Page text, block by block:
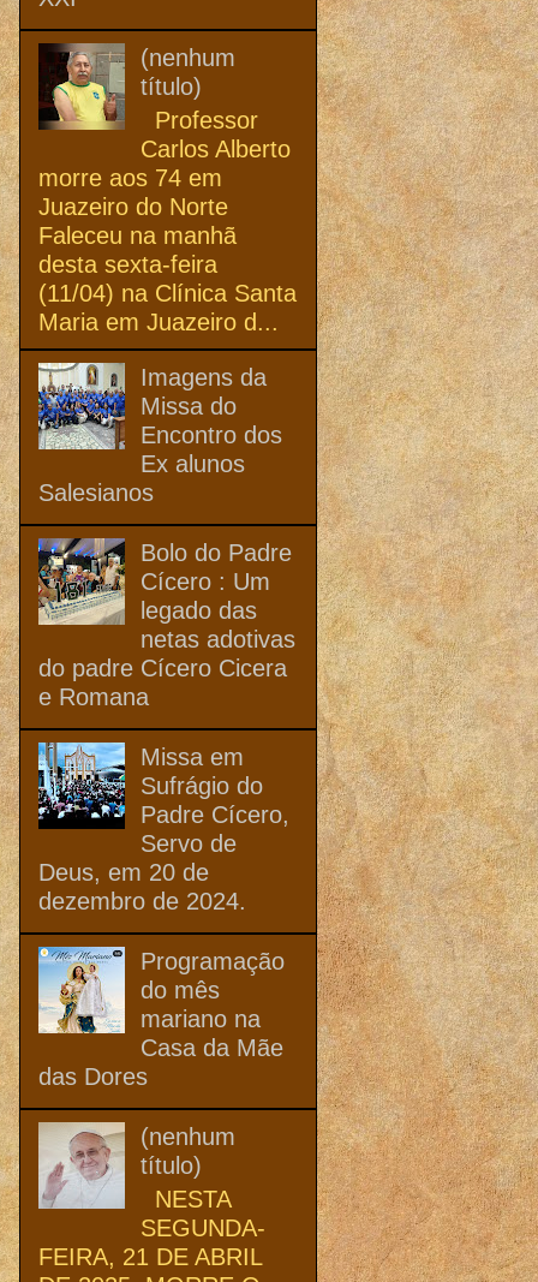
(nenhum
título)
Professor
Carlos Alberto
morre aos 74 em
Juazeiro do Norte
Faleceu na manhã
desta sexta-feira
(11/04) na Clínica Santa
Maria em Juazeiro d...
Imagens da
Missa do
Encontro dos
Ex alunos
Salesianos
Bolo do Padre
Cícero : Um
legado das
netas adotivas
do padre Cícero Cicera
e Romana
Missa em
Sufrágio do
Padre Cícero,
Servo de
Deus, em 20 de
dezembro de 2024.
Programação
do mês
mariano na
Casa da Mãe
das Dores
(nenhum
título)
NESTA
SEGUNDA-
FEIRA, 21 DE ABRIL